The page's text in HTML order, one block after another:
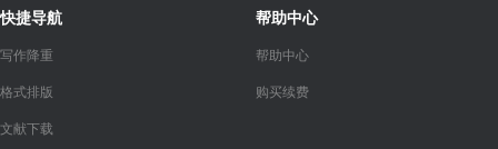
快捷导航
写作降重
格式排版
文献下载
帮助中心
帮助中心
购买续费